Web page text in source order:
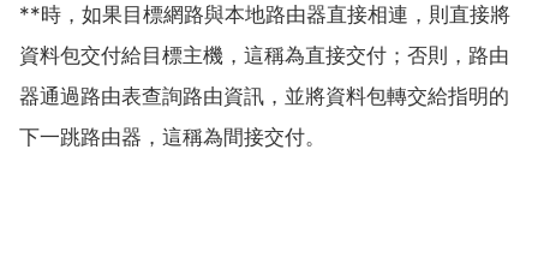
**時，如果目標網路與本地路由器直接相連，則直接將
資料包交付給目標主機，這稱為直接交付；否則，路由
器通過路由表查詢路由資訊，並將資料包轉交給指明的
下一跳路由器，這稱為間接交付。